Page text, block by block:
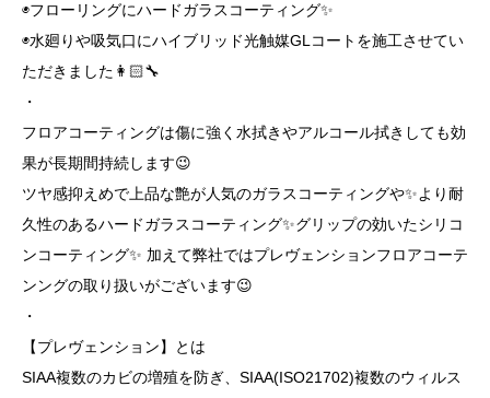
◉フローリングにハードガラスコーティング✨
◉水廻りや吸気口にハイブリッド光触媒GLコートを施工させてい
ただきました👩🏻‍🔧
・
フロアコーティングは傷に強く水拭きやアルコール拭きしても効
果が長期間持続します😉
ツヤ感抑えめで上品な艶が人気のガラスコーティングや✨より耐
久性のあるハードガラスコーティング✨グリップの効いたシリコ
ンコーティング✨ 加えて弊社ではプレヴェンションフロアコーテ
ンングの取り扱いがございます😉
・
【プレヴェンション】とは
SIAA複数のカビの増殖を防ぎ、SIAA(ISO21702)複数のウィルス